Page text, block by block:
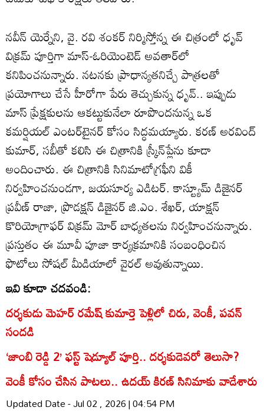
నవీన్ యెర్నేని, వై. రవి శంకర్ నిర్మిస్తోన్న ఈ చిత్రంలో ధృవ్
విక్రమ్‌ పూర్తిగా మాస్-ఓరియెంటెడ్ అవతార్‌లో
కనిపించనున్నారు. నటనకు ప్రాధాన్యతనిచ్చే పాత్రలతో
ప్రయోగాలు చేసే హీరోగా పేరు తెచ్చుకున్న ధృవ్.. ఇప్పుడు
మాస్ ప్రేక్షకులను ఆకట్టుకునేలా రూపొందనున్న ఒక
కమర్షియల్ ఎంటర్‌టైనర్ కోసం సిద్ధమయ్యారు. కరణ్ అరవింద్
కుమార్, సబీతో కలిసి ఈ చిత్రానికి స్క్రీన్‌ప్లేను కూడా
అందించారు. ఈ చిత్రానికి సినిమాటోగ్రఫీని వికీ
నిర్వహించనుండగా, జయసూర్య ఎడిటర్‌. కాస్ట్యూమ్ డిజైనర్
ప్రవీణ్ రాజా, ప్రొడక్షన్ డిజైనర్ జి.ఎం. శేఖర్, యాక్షన్
కొరియోగ్రాఫర్ విక్రమ్ మోర్ బాధ్యతలను నిర్వహించనున్నారు.
ప్రస్తుతం ఈ మూవీ పూజా కార్యక్రమానికి సంబంధించిన
ఫొటోలు సోషల్ మీడియాలో వైరల్ అవుతున్నాయి.
ఇవి కూడా చదవండి:
దర్శకుడు మెహర్ రమేష్ కుమార్తె పెళ్లిలో చిరు, వెంకీ, పవన్
సందడి
‘జాంబి రెడ్డి 2’ ఫస్ట్ షెడ్యూల్ పూర్తి.. దర్శకుడెవరో తెలుసా?
వెంకీ కోసం చేసిన పాటలు.. ఉదయ్ కిరణ్ సినిమాకు వాడేశారు
Updated Date - Jul 02 , 2026 | 04:54 PM